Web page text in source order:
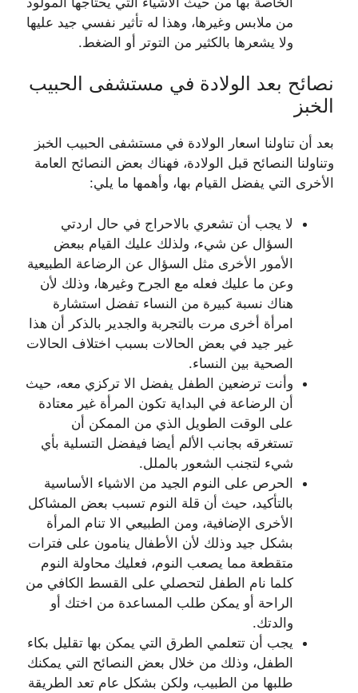
من ملابس وغيرها، وهذا له تأثير نفسي جيد عليها
ولا يشعرها بالكثير من التوتر أو الضغط.
نصائح بعد الولادة في مستشفى الحبيب
الخبز
بعد أن تناولنا اسعار الولادة في مستشفى الحبيب الخبز
وتناولنا النصائح قبل الولادة، فهناك بعض النصائح العامة
الأخرى التي يفضل القيام بها، وأهمها ما يلي:
لا يجب أن تشعري بالاحراج في حال اردتي
السؤال عن شيء، ولذلك عليك القيام ببعض
الأمور الأخرى مثل السؤال عن الرضاعة الطبيعية
وعن ما عليك فعله مع الجرح وغيرها، وذلك لأن
هناك نسبة كبيرة من النساء تفضل استشارة
امرأة أخرى مرت بالتجربة والجدير بالذكر أن هذا
غير جيد في بعض الحالات بسبب اختلاف الحالات
الصحية بين النساء.
وأنت ترضعين الطفل يفضل الا تركزي معه، حيث
أن الرضاعة في البداية تكون المرأة غير معتادة
على الوقت الطويل الذي من الممكن أن
تستغرقه بجانب الألم أيضا فيفضل التسلية بأي
شيء لتجنب الشعور بالملل.
الحرص على النوم الجيد من الاشياء الأساسية
بالتأكيد، حيث أن قلة النوم تسبب بعض المشاكل
الأخرى الإضافية، ومن الطبيعي الا تنام المرأة
بشكل جيد وذلك لأن الأطفال ينامون على فترات
متقطعة مما يصعب النوم، فعليك محاولة النوم
كلما نام الطفل لتحصلي على القسط الكافي من
الراحة أو يمكن طلب المساعدة من اختك أو
والدتك.
يجب أن تتعلمي الطرق التي يمكن بها تقليل بكاء
الطفل، وذلك من خلال بعض النصائح التي يمكنك
طلبها من الطبيب، ولكن بشكل عام تعد الطريقة